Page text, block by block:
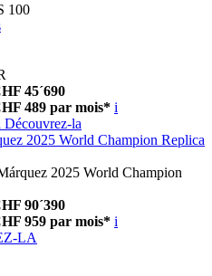
100
45´690
489 par mois* i
Découvrez-la
2025 World Champion Replica
2025 World Champion
90´390
959 par mois* i
LA